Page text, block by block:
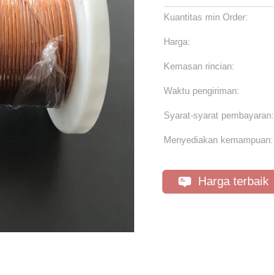
Kuantitas min Order:
Harga:
Kemasan rincian:
Waktu pengiriman:
Syarat-syarat pembayaran:
Menyediakan kemampuan:
Harga terbaik